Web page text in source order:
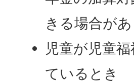
きる場合が
児童が児童
ているとき